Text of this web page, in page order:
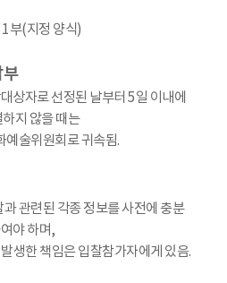
부(지정 양식)
부
상자로 선정된 날부터 5일 이내에
지 않을 때는
술위원회로 귀속됨.
관련된 각종 정보를 사전에 충분
야 하며,
한 책임은 입찰참가자에게 있음.